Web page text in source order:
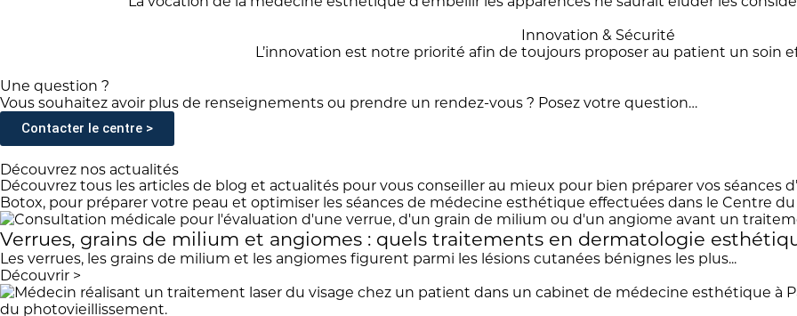
Innovation & Sécurité
L’innovation est notre priorité afin de toujours proposer au patient un soin
Une question ?
Vous souhaitez avoir plus de renseignements ou prendre un rendez-vous ? Posez votre question…
Contacter le centre >
Découvrez nos actualités
Découvrez tous les articles de blog et actualités pour vous conseiller au mieux pour bien préparer vos séances
Botox, pour préparer votre peau et optimiser les séances de médecine esthétique effectuées dans le Centre
Verrues, grains de milium et angiomes : quels traitements en dermatologie
Les verrues, les grains de milium et les angiomes figurent parmi les lésions cutanées bénignes les plus...
Découvrir >